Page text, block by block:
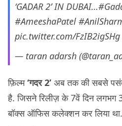
‘GADAR 2’ IN DUBAI…
#AmeeshaPatel
pic.twitter.com/FzIB2igSHg
— taran adarsh
फ़िल्म‘गदर 2’ अब तक की सबसे
है. जिसने रिलीज़ के 7वें दिन लगभग
बॉक्स ऑफिस कलेक्शन कर लिया था.